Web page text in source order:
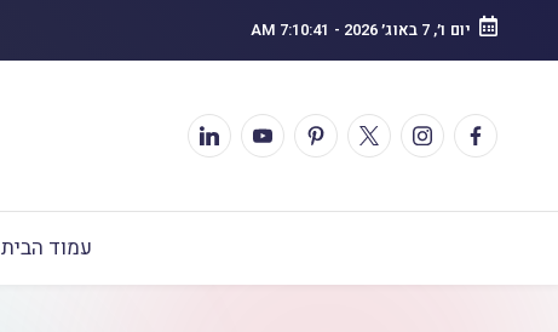
יום ו׳, 7 באוג׳ 2026 -
7:10:42 AM
עמוד הבית